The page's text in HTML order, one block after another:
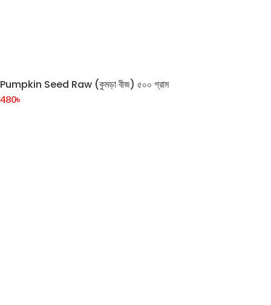
Pumpkin Seed Raw (কুমড়া বীজ) ৫০০ গ্রাম
480৳